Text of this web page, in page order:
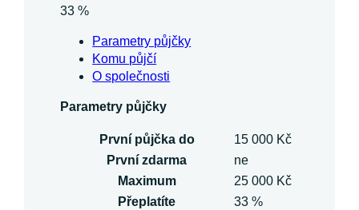
33 %
Parametry půjčky
Komu půjčí
O společnosti
Parametry půjčky
První půjčka do
15 000 Kč
První zdarma
ne
Maximum
25 000 Kč
Přeplatíte
33 %